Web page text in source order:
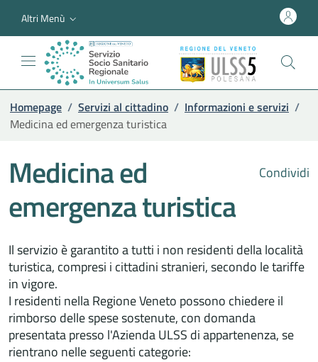
Altri Menù
Homepage / Servizi al cittadino / Informazioni e servizi /
Medicina ed emergenza turistica
Condividi
Medicina ed
emergenza turistica
Il servizio è garantito a tutti i non residenti della località
turistica, compresi i cittadini stranieri, secondo le tariffe
in vigore.
I residenti nella Regione Veneto possono chiedere il
rimborso delle spese sostenute, con domanda
presentata presso l'Azienda ULSS di appartenenza, se
rientrano nelle seguenti categorie: